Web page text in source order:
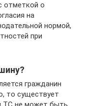
отметкой о
на
нормой,
при
гражданин
то существует